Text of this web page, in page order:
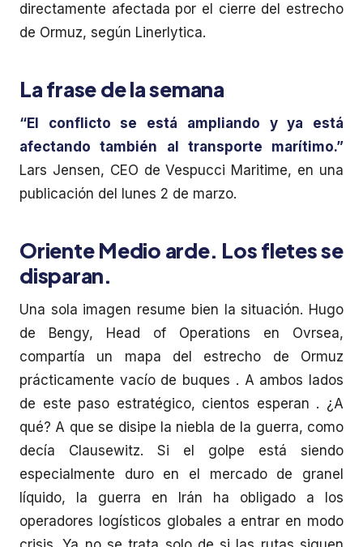
directamente afectada por el cierre del estrecho
de Ormuz, según Linerlytica.
La frase de la semana
“El conflicto se está ampliando y ya está
afectando también al transporte marítimo.”
Lars Jensen, CEO de Vespucci Maritime, en una
publicación del lunes 2 de marzo.
Oriente Medio arde. Los fletes se
disparan.
Una sola imagen resume bien la situación. Hugo
de Bengy, Head of Operations en Ovrsea,
compartía un mapa del estrecho de Ormuz
prácticamente vacío de buques . A ambos lados
de este paso estratégico, cientos esperan . ¿A
qué? A que se disipe la niebla de la guerra, como
decía Clausewitz. Si el golpe está siendo
especialmente duro en el mercado de granel
líquido, la guerra en Irán ha obligado a los
operadores logísticos globales a entrar en modo